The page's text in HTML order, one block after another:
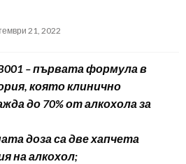
21, 2022
– първата формула в
която клинично
до 70% от алкохола за
доза са две хапчета
на алкохол;